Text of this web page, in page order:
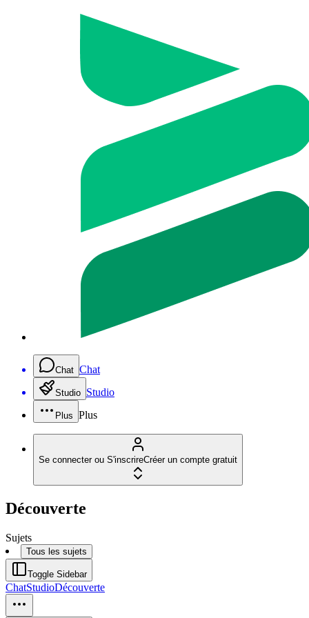
Chat Chat
Studio Studio
Plus Plus
Se connecter ou S'inscrireCréer un compte gratuit
Découverte
Sujets
Tous les sujets
Toggle Sidebar
ChatStudioDécouverte